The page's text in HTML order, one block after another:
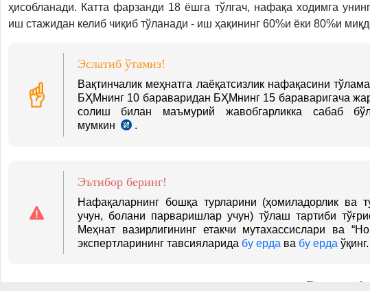
ҳисобланади. Катта фарзанди 18 ёшга тўлгач, нафақа ходимга
иш стажидан келиб чиқиб тўланади - иш ҳақининг 60%и ёки 80%и
Эслатиб ўтамиз!
Вақтинчалик меҳнатга лаёқатсизлик нафақасини
БҲМнинг 10 бараваридан БҲМнинг 15 бараваригача
солиш билан маъмурий жавобгарликка сабаб
мумкин
МАЪМУРИЙ
49-
м
.
Эътибор беринг!
Нафақаларнинг бошқа турларини (ҳомиладорлик ва
учун, болани парваришлар учун) тўлаш тартиби
Меҳнат вазирлигининг етакчи мутахассислари ва
экспертларининг тавсияларида бу ерда ва бу ерда ўқинг.